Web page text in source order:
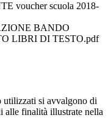
voucher scuola 2018-
BANDO
LIBRI DI TESTO.pdf
utilizzati si avvalgono di
alle finalità illustrate nella